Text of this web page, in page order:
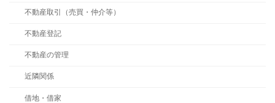
不動産取引（売買・仲介等）
不動産登記
不動産の管理
近隣関係
借地・借家